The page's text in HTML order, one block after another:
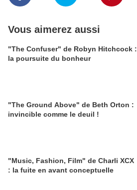
Vous aimerez aussi
"The Confuser" de Robyn Hitchcock :
la poursuite du bonheur
"The Ground Above" de Beth Orton :
invincible comme le deuil !
"Music, Fashion, Film" de Charli XCX
: la fuite en avant conceptuelle